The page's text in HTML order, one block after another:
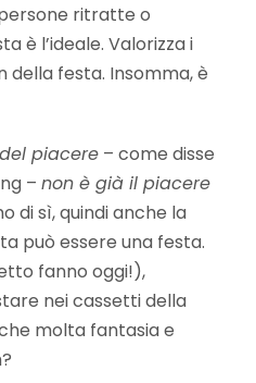
ritratte o
è l’ideale. Valorizza i
della festa. Insomma, è
del piacere – come disse
– non è già il piacere
di sì, quindi anche la
può essere una festa.
fanno oggi!),
nei cassetti della
molta fantasia e